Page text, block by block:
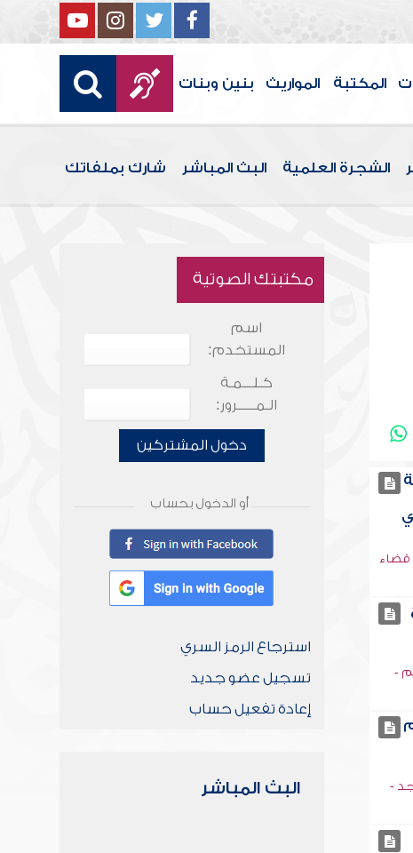
المكتبة المواريث بنين وبنات
الشجرة العلمية البث المباشر شارك بملفاتك
قضاء
-
-
مكتبتك الصوتية
اسم
المستخدم:
كـلـــمـة
الـمـــــرور:
دخول المشتركين
أو الدخول بحساب
استرجاع الرمز السري
تسجيل عضو جديد
إعادة تفعيل حساب
البث المباشر